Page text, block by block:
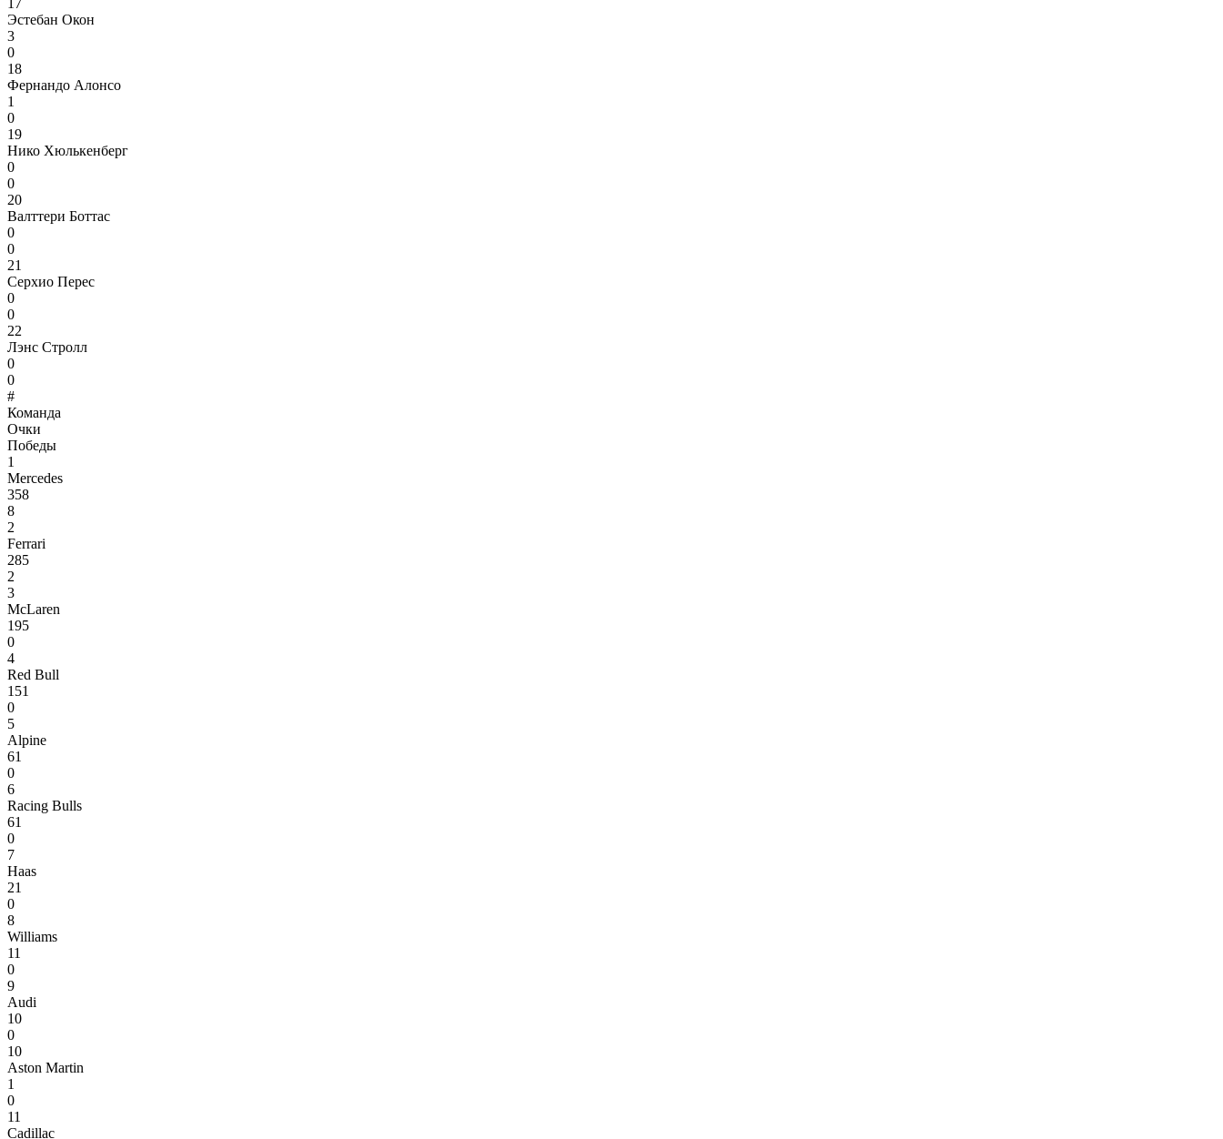
17
Эстебан Окон
3
0
18
Фернандо Алонсо
1
0
19
Нико Хюлькенберг
0
0
20
Валттери Боттас
0
0
21
Серхио Перес
0
0
22
Лэнс Стролл
0
0
#
Команда
Очки
Победы
1
Mercedes
358
8
2
Ferrari
285
2
3
McLaren
195
0
4
Red Bull
151
0
5
Alpine
61
0
6
Racing Bulls
61
0
7
Haas
21
0
8
Williams
11
0
9
Audi
10
0
10
Aston Martin
1
0
11
Cadillac